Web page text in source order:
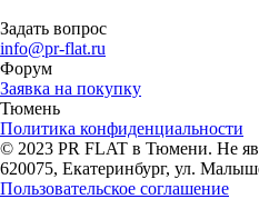
Задать вопрос
info@pr-flat.ru
Форум
Заявка на покупку
Тюмень
Политика конфиденциальности
© 2023 PR FLAT в Тюмени. Не
620075, Екатеринбург, ул.
Пользовательское соглашение